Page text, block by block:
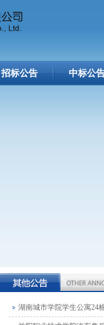
招标公告 中标公
湖南城市学院学生公寓24